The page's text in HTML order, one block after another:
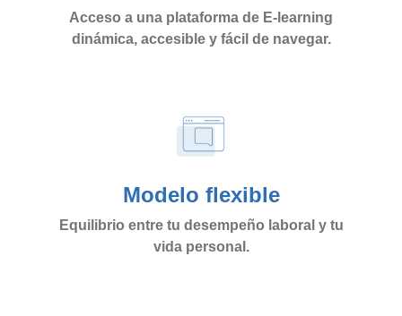
Acceso a una plataforma de E-learning
dinámica, accesible y fácil de navegar.
Modelo flexible
Equilibrio entre tu desempeño laboral y tu
vida personal.